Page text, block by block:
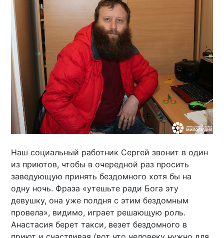
Наш социальный работник Сергей звонит в один
из приютов, чтобы в очередной раз просить
заведующую принять бездомного хотя бы на
одну ночь. Фраза «утешьте ради Бога эту
девушку, она уже полдня с этим бездомным
провела», видимо, играет решающую роль.
Анастасия берет такси, везет бездомного в